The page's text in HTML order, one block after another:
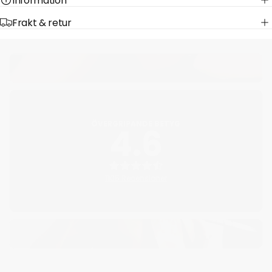
Frakt & retur